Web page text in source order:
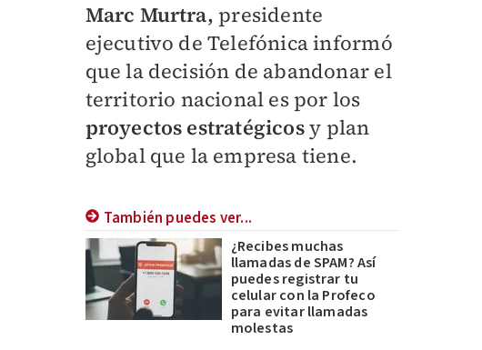
Marc Murtra, presidente
ejecutivo de Telefónica informó
que la decisión de abandonar el
territorio nacional es por los
proyectos estratégicosy plan
global que la empresa tiene.
También puedes ver...
¿Recibes muchas
llamadas de SPAM? Así
puedes registrar tu
celular con la Profeco
para evitar llamadas
molestas